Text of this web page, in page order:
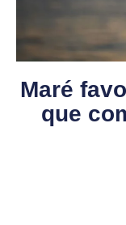
Maré
que